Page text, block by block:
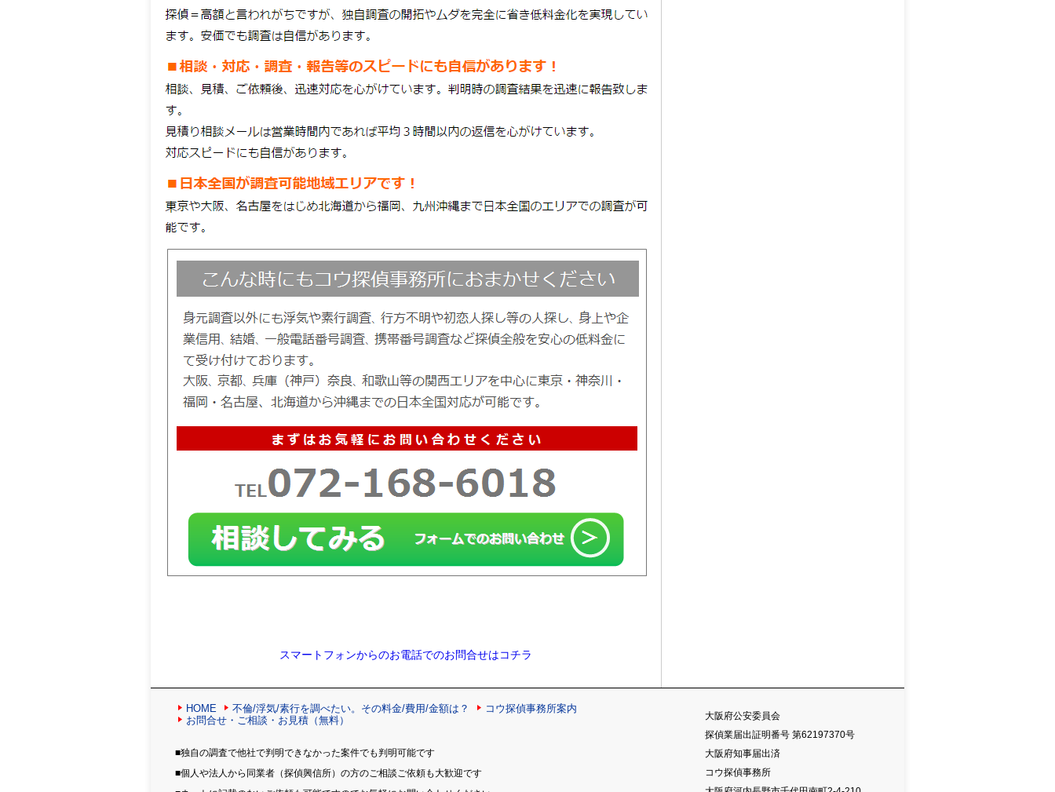
スマートフォンからのお電話でのお問合せはコチラ
HOME 不倫/浮気/素行を調べたい。その料金/費用/金額は？
コウ探偵事務所案内
お問合せ・ご相談・お見積（無料）
■独自の調査で他社で判明できなかった案件でも判明可能です
■個人や法人から同業者（探偵興信所）の方のご相談ご依頼も大歓迎です
大阪府公安委員会
探偵業届出証明番号 第62197370号
大阪府知事届出済
コウ探偵事務所